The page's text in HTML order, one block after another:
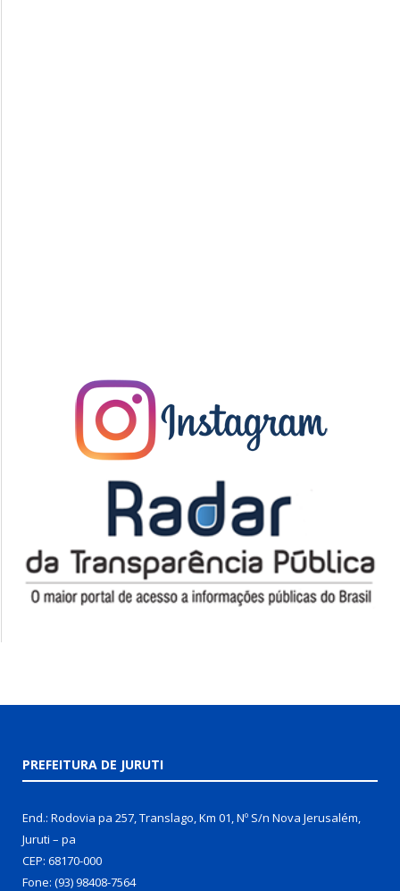
PREFEITURA DE JURUTI
End.: Rodovia pa 257, Translago, Km 01, Nº S/n Nova Jerusalém,
Juruti – pa
CEP: 68170-000
Fone: (93) 98408-7564